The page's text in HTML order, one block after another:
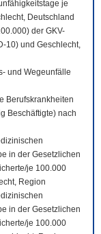
je
Deutschland
der GKV-
10) und Geschlecht,
und Wegeunfälle
Berufskrankheiten
Beschäftigte) nach
in der Gesetzlichen
je 100.000
Region
in der Gesetzlichen
je 100.000